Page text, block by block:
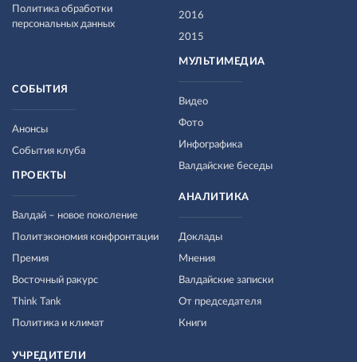
Политика обработки
персональных данных
2016
2015
МУЛЬТИМЕДИА
Видео
Фото
Инфографика
Валдайские беседы
СОБЫТИЯ
Анонсы
События клуба
ПРОЕКТЫ
Валдай – новое поколение
Политэкономия конфронтации
Премия
Восточный ракурс
Think Tank
Политика и климат
АНАЛИТИКА
Доклады
Мнения
Валдайские записки
От председателя
Книги
УЧРЕДИТЕЛИ